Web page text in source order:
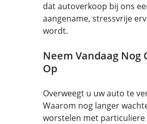
dat autoverkoop bij ons
aangename, stressvrije
wordt.
Neem Vandaag Nog
Op
Overweegt u uw auto te
Waarom nog langer
worstelen met particuliere